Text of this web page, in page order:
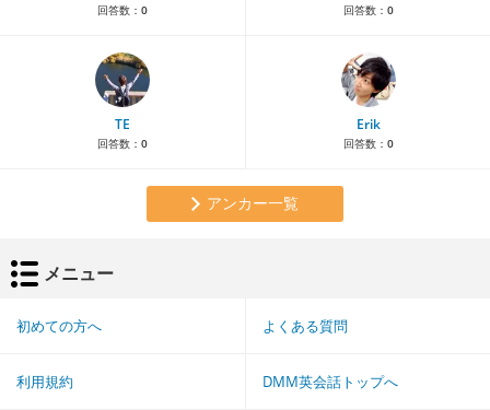
回答数： 0 回答数： 0
TE
回答数： 0
Erik
回答数： 0
アンカー一覧
メニュー
初めての方へ よくある質問
利用規約 DMM英会話トップへ